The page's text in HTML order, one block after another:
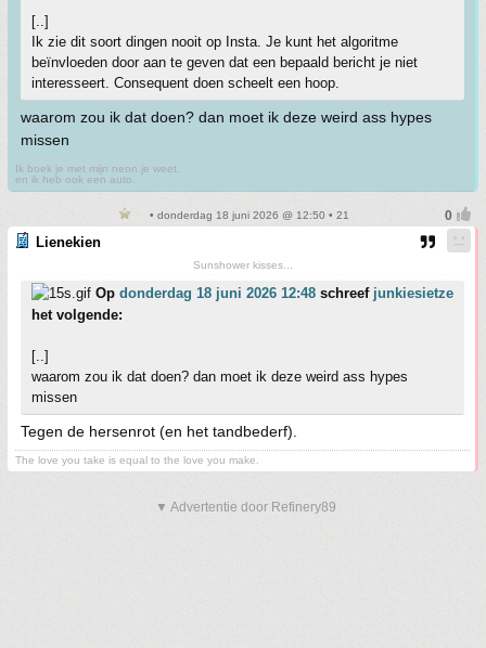
[..]
Ik zie dit soort dingen nooit op Insta. Je kunt het algoritme
beïnvloeden door aan te geven dat een bepaald bericht je niet
interesseert. Consequent doen scheelt een hoop.
waarom zou ik dat doen? dan moet ik deze weird ass hypes
missen
Ik boek je met mijn neon je weet.
en ik heb ook een auto.
• donderdag 18 juni 2026 @ 12:50 • 21
Lienekien
Sunshower kisses...
Op donderdag 18 juni 2026 12:48 schreef junkiesietze
het volgende:
[..]
waarom zou ik dat doen? dan moet ik deze weird ass hypes
missen
Tegen de hersenrot (en het tandbederf).
The love you take is equal to the love you make.
▼ Advertentie door Refinery89